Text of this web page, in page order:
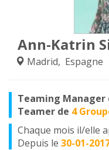
Ann-Katrin
Madrid, Espagne
Teaming Manager
Teamer de 4
Chaque mois il/elle
Depuis le 30-01-